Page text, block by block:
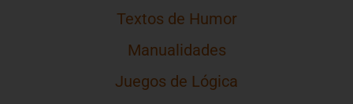
Textos de Humor
Manualidades
Juegos de Lógica